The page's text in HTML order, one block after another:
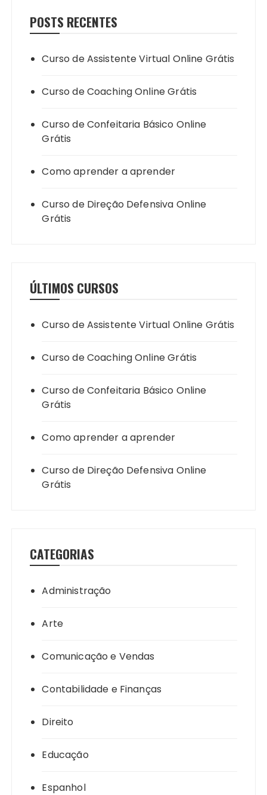
POSTS RECENTES
Curso de Assistente Virtual Online Grátis
Curso de Coaching Online Grátis
Curso de Confeitaria Básico Online
Grátis
Como aprender a aprender
Curso de Direção Defensiva Online
Grátis
ÚLTIMOS CURSOS
Curso de Assistente Virtual Online Grátis
Curso de Coaching Online Grátis
Curso de Confeitaria Básico Online
Grátis
Como aprender a aprender
Curso de Direção Defensiva Online
Grátis
CATEGORIAS
Administração
Arte
Comunicação e Vendas
Contabilidade e Finanças
Direito
Educação
Espanhol